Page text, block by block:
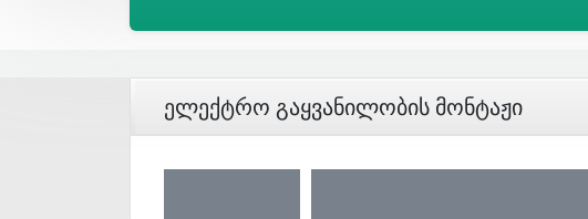
Ელექტრო Გაყვანილობის Მონტაჟი